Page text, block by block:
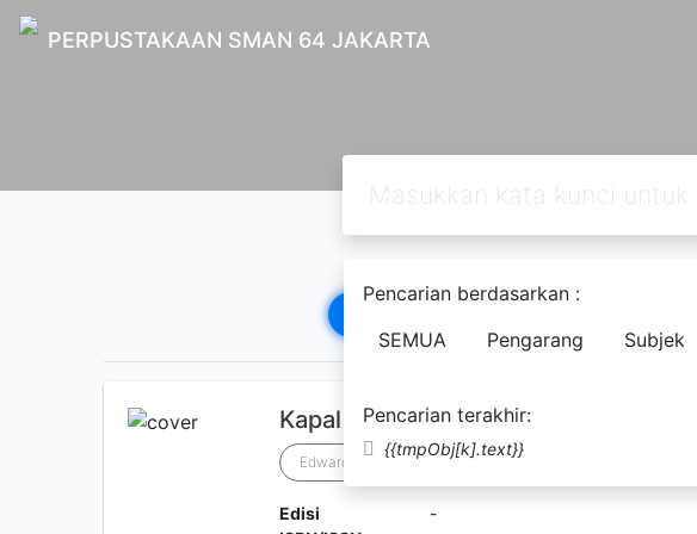
PERPUSTAKAAN SMAN 64 JAKARTA
Pencarian berdasarkan :
SEMUA
Pengarang Subjek
Pencarian terakhir:
{{tmpObj[k].text}}
Kapal
Edward V. Lewis Robert O' Brien
Edisi
-